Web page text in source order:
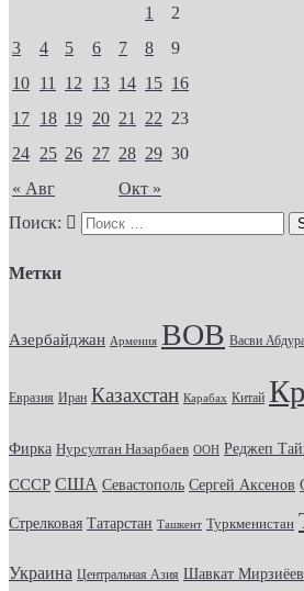
« Авг Окт »
1
2
3
4 5 6 7 8
9
10 11 12 13 14 15 16
17 18 19 20 21 22 23
24 25 26 27 28 29 30
Поиск:
Метки
Азербайджан Армения ВОВ Васви
Евразия Иран Казахстан Карабах Китай
Фирка Нурсултан Назарбаев ООН Реджеп
СССР США Севастополь Сергей Аксенов
Стрелковая Татарстан Ташкент Туркменистан
Украина Центральная Азия Шавкат Мирзиёев